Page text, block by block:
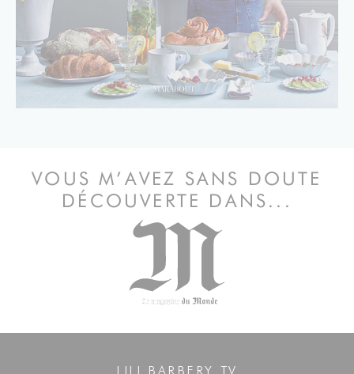
VOUS M’AVEZ SANS DOUTE
DÉCOUVERTE DANS...
LILI BARBERY TV